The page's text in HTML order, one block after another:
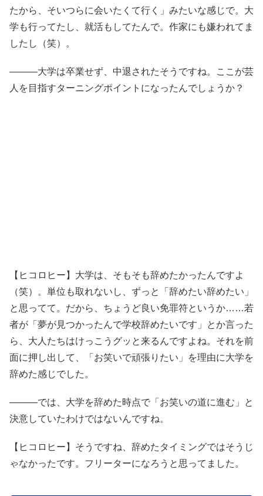
たから、そいつらに会いたくて行く」みたいな感じで。大
学も行ってたし、就活もしてたんで。作家にも嫌われてま
したし（笑）。
―――大学は卒業せず、中退されたそうですね。ここが芸
人を目指すターニングポイントになったんでしょうか？
【ヒコロヒー】大学は、そもそも辞めたかったんですよ
（笑）。単位も取れないし、ずっと「辞めたい辞めたい」
と思ってて。だから、ちょうど良い免罪符というか……若
者が「夢が見つかったんで学校辞めたいです」とか言った
ら、大人たちはけっこうグッと来るんですよね。それを前
面に押し出して、「お笑いで頑張りたい」を理由に大学を
辞めた感じでした。
―――では、大学を辞めた時点で「お笑いの道に進む」と
決意していたわけではないんですね。
【ヒコロヒー】そうですね、辞めたタイミングではそうじ
ゃなかったです。フリーターになろうと思ってました。